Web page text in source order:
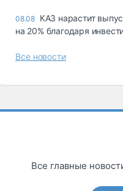
08.08 КАЗ нарастит
на 20% благодаря
Все новости
Все главные